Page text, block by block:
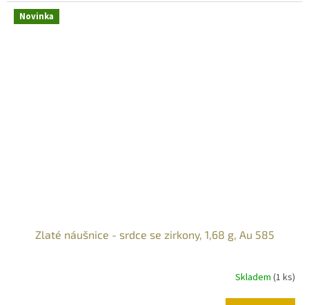
Novinka
Zlaté náušnice - srdce se zirkony, 1,68 g, Au 585
Skladem (1 ks)